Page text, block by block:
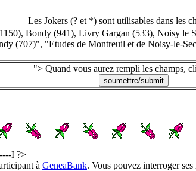
Les Jokers (? et *) sont utilisables dans les
Bondy (941), Livry Gargan (533), Noisy le
(707)", "Etudes de Montreuil et de Noisy-le-
"> Quand vous aurez rempli les champs,
I ?>
à GeneaBank. Vous pouvez interroger